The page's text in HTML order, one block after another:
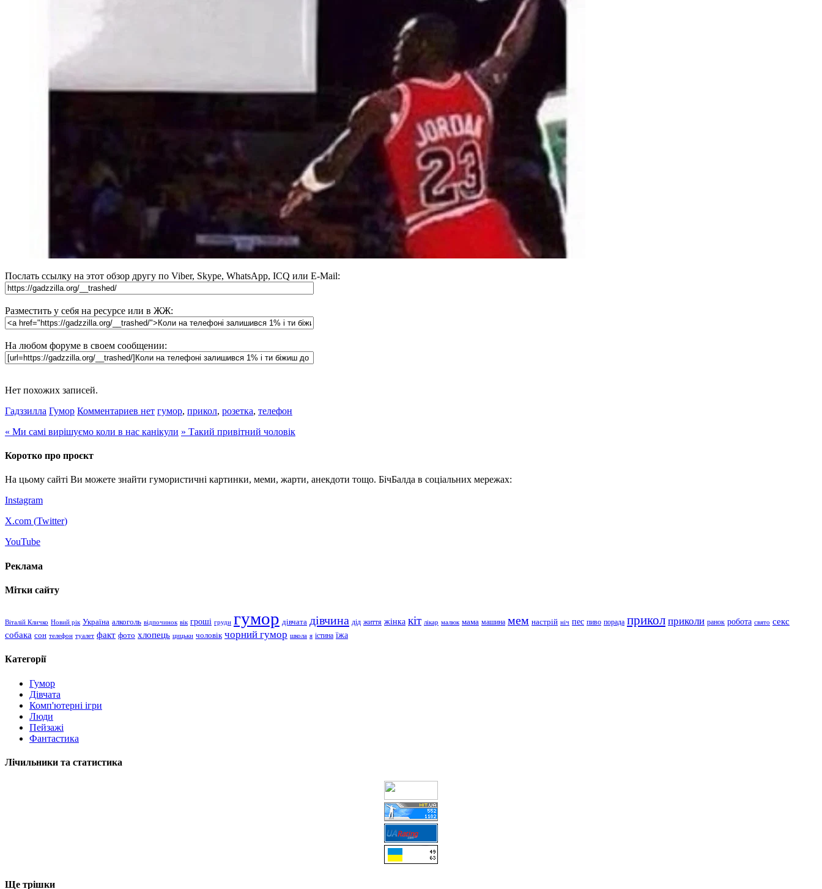
Послать ссылку на этот обзор другу по Viber, Skype, WhatsApp, ICQ или E-Mail:
Разместить у себя на ресурсе или в ЖЖ:
На любом форуме в своем сообщении:
Нет похожих записей.
Гадззилла Гумор Комментариев нет гумор, прикол, розетка, телефон
« Ми самі вирішуємо коли в нас канікули » Такий привітний чоловік
Коротко про проєкт
На цьому сайті Ви можете знайти гумористичні картинки, меми, жарти, анекдоти тощо. БічБалда в соціальних мережах:
Instagram
X.com (Twitter)
YouTube
Реклама
Мітки сайту
Віталій Кличко Новий рік Україна алкоголь відпочинок вік гроші груди гумор дівчата дівчина дід життя жінка кіт лікар малюк мама машина мем настрій ніч пес пиво порада прикол приколи ранок робота свято секс
собака сон телефон туалет факт фото хлопець цицьки чоловік чорний гумор школа я істина їжа
Категорії
Гумор
Дівчата
Комп'ютерні ігри
Люди
Пейзажі
Фантастика
Лічильники та статистика
Ще трішки